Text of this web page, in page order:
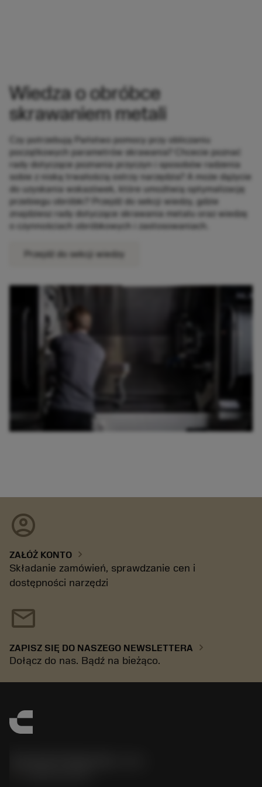
Wiedza o obróbce
skrawaniem​ metali
Czy potrzebują Państwo pomocy przy obliczaniu
początkowych parametrów skrawania? Chcecie poznać
rady dotyczące poznania przyczyn i sposobów radzenia
sobie z niską trwałością ostrzy narzędzia? A może dążycie
do uzyskania wskazówek, które umożliwią optymalizację
przebiegu obróbki? Przejdź do sekcji wiedzy, gdzie
znajdziesz rady dotyczące skrawania metalu oraz wiedzę
o czynnościach obróbkowych i zastosowaniach.​
Przejdź do sekcji wiedzy
account_circle
ZAŁÓŻ KONTO chevron_right
Składanie zamówień, sprawdzanie cen i
dostępności narzędzi
mail
ZAPISZ SIĘ DO NASZEGO NEWSLETTERA chevron_right
Dołącz do nas. Bądź na bieżąco.